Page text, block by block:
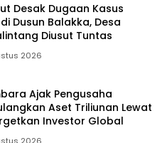
Desak Dugaan Kasus
Dusun Balakka, Desa
Diusut Tuntas
2026
Ajak Pengusaha
Aset Triliunan Lewat
Investor Global